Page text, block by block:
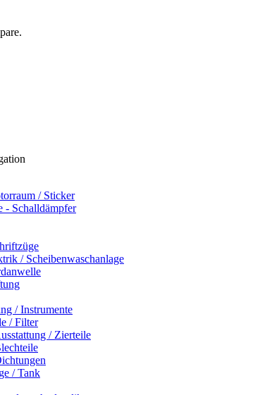
/ Sticker
- Schalldämpfer
/ Scheibenwaschanlage
/ Instrumente
/ Filter
/ Zierteile
/ Tank